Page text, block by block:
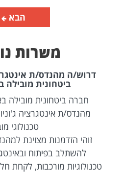
הבא
משרות
דרוש/ה מהנדס/ת
ביטחונית מובילה
חברה ביטחונית מובילה
מהנדס/ת אינטגרציה
טכנולוגי
זוהי הזדמנות מצוינת
להשתלב בפיתוח
טכנולוגיות מורכבות, לקחת